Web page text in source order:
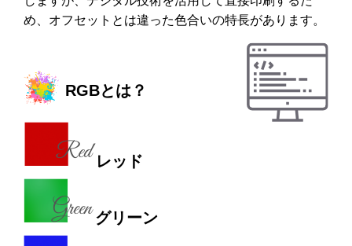
め、オフセットとは違った色合いの特長があります。
RGBとは？
レッド
グリーン